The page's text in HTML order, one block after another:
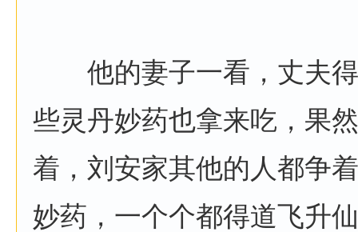
他的妻子一看，丈夫得
些灵丹妙药也拿来吃，果
着，刘安家其他的人都争
妙药，一个个都得道飞升